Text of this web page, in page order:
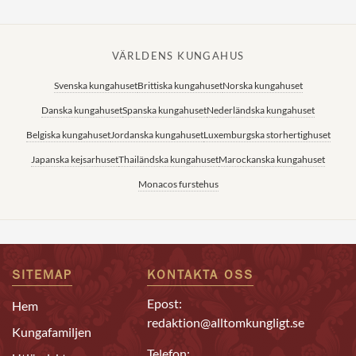
VÄRLDENS KUNGAHUS
Svenska kungahusetBrittiska kungahusetNorska kungahuset
Danska kungahusetSpanska kungahusetNederländska kungahuset
Belgiska kungahusetJordanska kungahusetLuxemburgska storhertighuset
Japanska kejsarhusetThailändska kungahusetMarockanska kungahuset
Monacos furstehus
SITEMAP
Hem
Kungafamiljen
KONTAKTA OSS
Epost:
redaktion@alltomkungligt.se